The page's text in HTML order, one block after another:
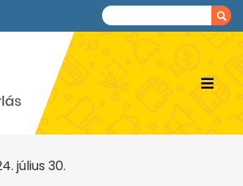
július 30.